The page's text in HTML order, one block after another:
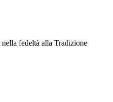
fedeltà alla Tradizione